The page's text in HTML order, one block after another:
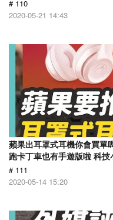
# 110
2020-05-21 14:43
蘋果出耳罩式耳機你會買單
跑卡丁車也有手遊版啦 科
# 111
2020-05-14 15:20